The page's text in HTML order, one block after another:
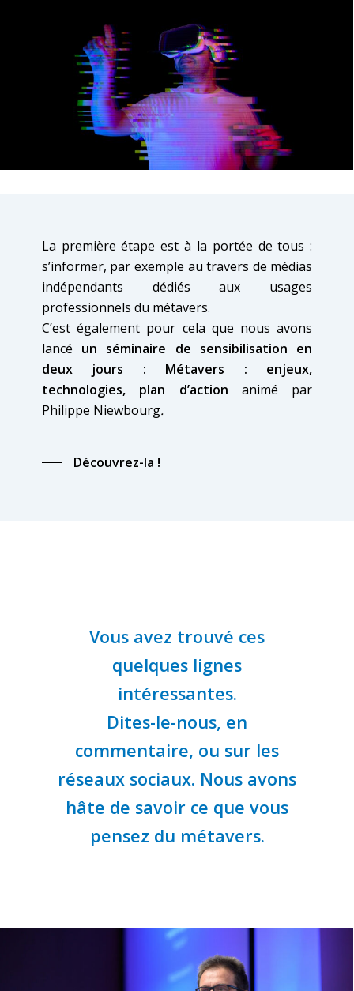
La première étape est à la portée de tous :
s’informer, par exemple au travers de médias
indépendants dédiés aux usages
professionnels du métavers.
C’est également pour cela que nous avons
lancé un séminaire de sensibilisation en
deux jours : Métavers : enjeux,
technologies, plan d’action animé par
Philippe Niewbourg.
Découvrez-la !
Vous avez trouvé ces
quelques lignes
intéressantes.
Dites-le-nous, en
commentaire, ou sur les
réseaux sociaux. Nous avons
hâte de savoir ce que vous
pensez du métavers.